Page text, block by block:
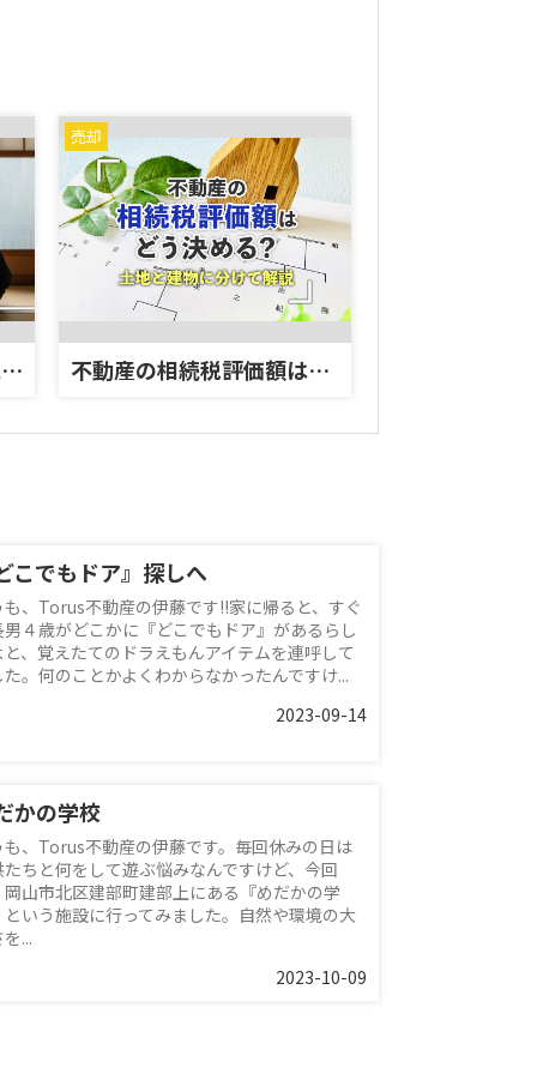
【2026年 岡山市】相続で不動産取得税が発生する事例とは？節税につながる対策も解説！
売却
不動産の相続税評価額はどう決める？土地と建物に分けて解説
こでもドア』探しへ
も、Torus不動産の伊藤です!!家に帰ると、すぐ
男４歳がどこかに『どこでもドア』があるらし
、覚えたてのドラえもんアイテムを連呼して
。何のことかよくわからなかったんですけ...
2023-09-14
かの学校
も、Torus不動産の伊藤です。毎回休みの日は
たちと何をして遊ぶ悩みなんですけど、今回
岡山市北区建部町建部上にある『めだかの学
という施設に行ってみました。自然や環境の大
...
2023-10-09